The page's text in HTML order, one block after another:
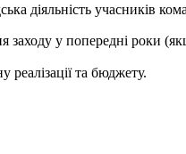
діяльність учасників
заходу у попередні роки
реалізації та бюджету.